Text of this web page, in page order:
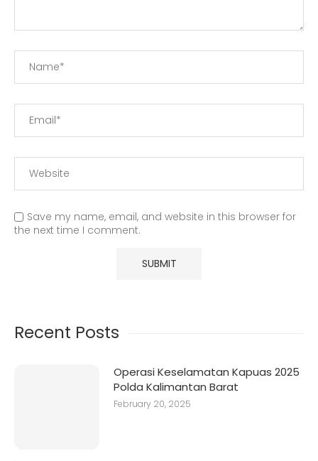
Save my name, email, and website in this browser for
the next time I comment.
Recent Posts
Operasi Keselamatan Kapuas 2025
Polda Kalimantan Barat
February 20, 2025